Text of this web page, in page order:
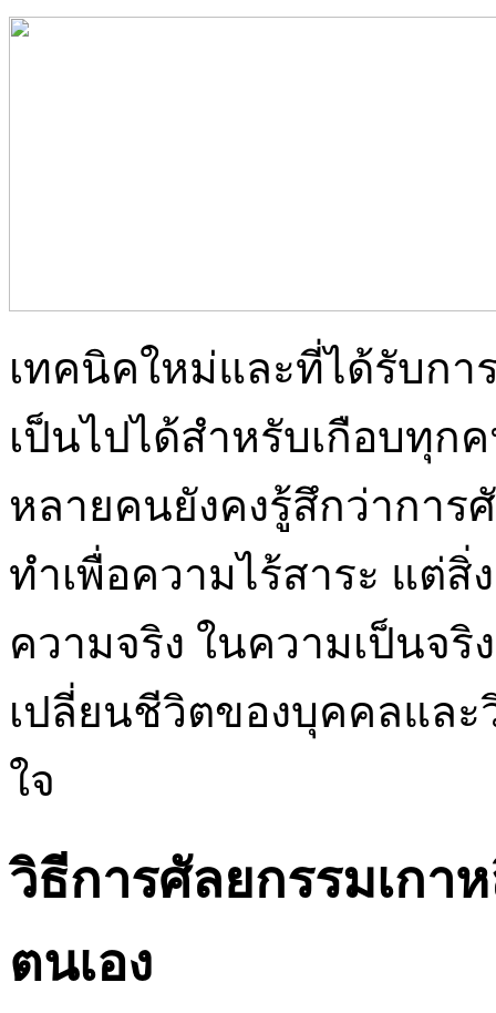
เทคนิคใหม่และที่ได้รับก
เป็นไปได้สำหรับเกือบทุก
หลายคนยังคงรู้สึกว่าการ
ทำเพื่อความไร้สาระ แต่
ความจริง ในความเป็นจ
เปลี่ยนชีวิตของบุคคลแล
ใจ
วิธีการศัลยกรรมเกา
ตนเอง